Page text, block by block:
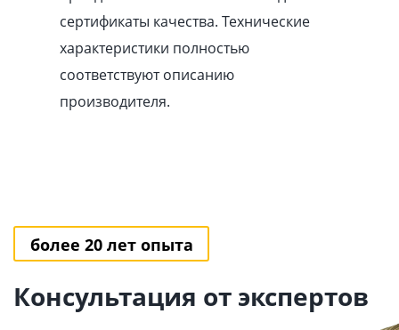
сертификаты качества. Технические
характеристики полностью
соответствуют описанию
производителя.
более 20 лет опыта
Консультация от экспертов